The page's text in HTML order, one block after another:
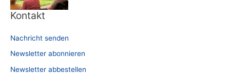
Kontakt
Nachricht senden
Newsletter abonnieren
Newsletter abbestellen